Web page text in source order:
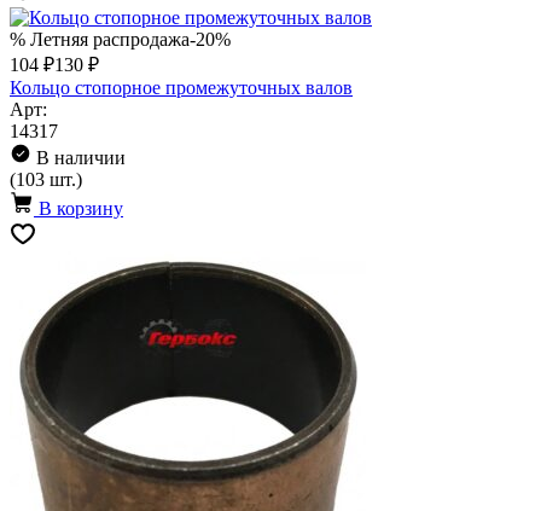
% Летняя распродажа-20%
104 ₽130 ₽
Кольцо стопорное промежуточных валов
Арт:
14317
В наличии
(103 шт.)
В корзину